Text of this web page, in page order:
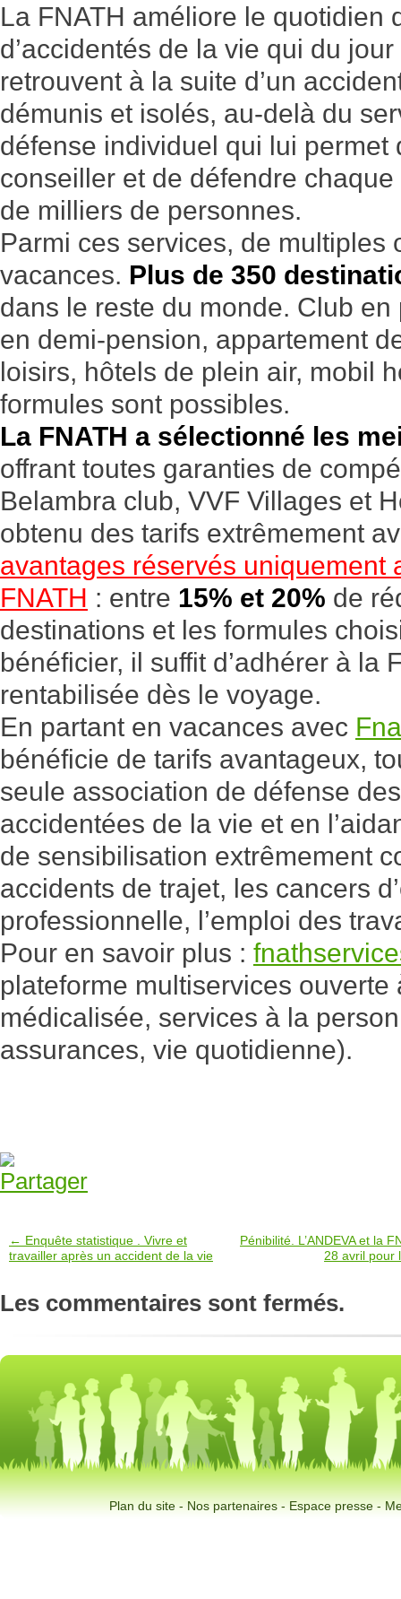
La FNATH améliore le quotidien
d’accidentés de la vie qui du
retrouvent à la suite d’un
démunis et isolés, au-delà du
défense individuel qui lui permet
conseiller et de défendre
de milliers de personnes.
Parmi ces services, de multiples
vacances. Plus de 350
dans le reste du monde. Club
en demi-pension, appartement
loisirs, hôtels de plein air, mobil
formules sont possibles.
La FNATH a sélectionné les
offrant toutes garanties de
Belambra club, VVF Villages et
obtenu des tarifs extrêmement
avantages réservés uniquement
FNATH : entre 15% et 20% de
destinations et les formules
bénéficier, il suffit d’adhérer à la
rentabilisée dès le voyage.
En partant en vacances avec
bénéficie de tarifs avantageux,
seule association de défense
accidentées de la vie et en
de sensibilisation extrêmement
accidents de trajet, les cancers
professionnelle, l’emploi des
Pour en savoir plus :
plateforme multiservices ouverte
médicalisée, services à la
assurances, vie quotidienne).
← Enquête statistique . Vivre et
travailler après un accident de la vie
Pénibilité. L’ANDEVA et la
28 avril pour
Les commentaires sont fermés.
Plan du site-Nos partenaires-Espace presse-